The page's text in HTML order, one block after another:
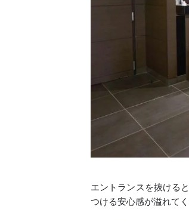
エントランスを抜ける
つける安心感が溢れて